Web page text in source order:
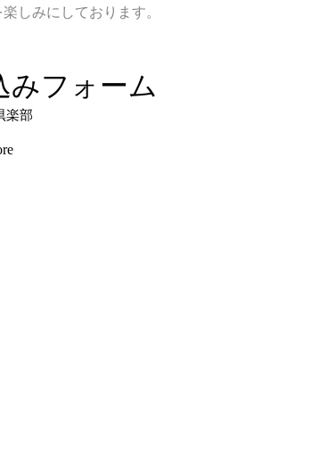
しみにしております。